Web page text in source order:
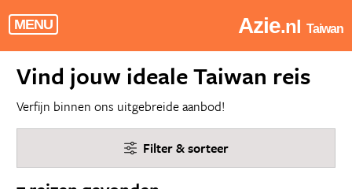
MENU Azie.nl Taiwan
Vind jouw ideale Taiwan reis
Verfijn binnen ons uitgebreide aanbod!
Filter & sorteer